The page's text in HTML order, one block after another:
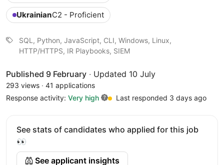
UkrainianC2 - Proficient
SQL, Python, JavaScript, CLI, Windows, Linux,
HTTP/HTTPS, IR Playbooks, SIEM
Published 9 February · Updated 10 July
293 views · 41 applications
Response activity: Very high Last responded 3 days ago
See stats of candidates who applied for this job
👀
See applicant insights